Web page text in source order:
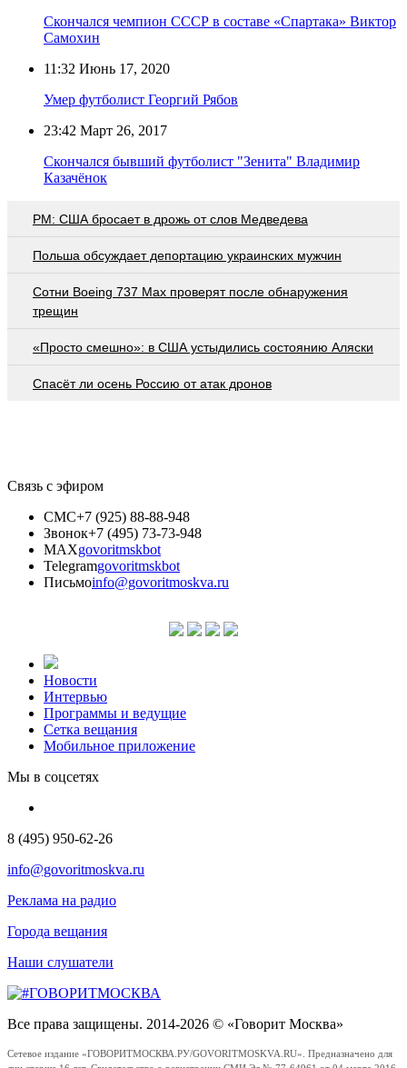
Скончался чемпион СССР в составе «Спартака» Виктор
Самохин
11:32 Июнь 17, 2020
Умер футболист Георгий Рябов
23:42 Март 26, 2017
Скончался бывший футболист "Зенита" Владимир
Казачёнок
PM: США бросает в дрожь от слов Медведева
Польша обсуждает депортацию украинских мужчин
Сотни Boeing 737 Max проверят после обнаружения
трещин
«Просто смешно»: в США устыдились состоянию Аляски
Спасёт ли осень Россию от атак дронов
Связь с эфиром
СМС+7 (925) 88-88-948
Звонок+7 (495) 73-73-948
MAXgovoritmskbot
Telegramgovoritmskbot
Письмоinfo@govoritmoskva.ru
Новости
Интервью
Программы и ведущие
Сетка вещания
Мобильное приложение
Мы в соцсетях
8 (495) 950-62-26
info@govoritmoskva.ru
Реклама на радио
Города вещания
Наши слушатели
Все права защищены. 2014-2026 © «Говорит Москва»
Сетевое издание «ГОВОРИТМОСКВА.РУ/GOVORITMOSKVA.RU». Предназначено для